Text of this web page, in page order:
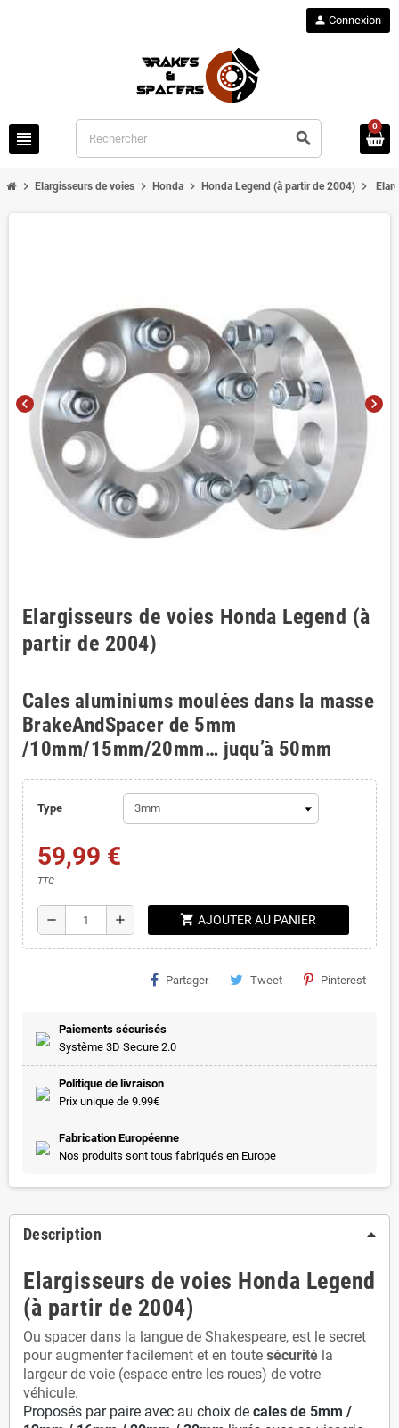
view_headline search
person Connexion
0
chevron_right Elargisseurs de voies chevron_right Honda chevron_right Honda Legend (à partir de 2004) chevron_right
chevron_left chevron_right
Elargisseurs de voies Honda Legend (à
partir de 2004)
Cales aluminiums moulées dans la masse
BrakeAndSpacer de 5mm
/10mm/15mm/20mm… juqu’à 50mm
Type
59,99 €
TTC
remove add shopping_cart AJOUTER AU PANIER
Partager Tweet Pinterest
Paiements sécurisés
Système 3D Secure 2.0
Politique de livraison
Prix unique de 9.99€
Fabrication Européenne
Nos produits sont tous fabriqués en Europe
Description
Elargisseurs de voies Honda Legend
(à partir de 2004)
Ou spacer dans la langue de Shakespeare, est le secret
pour augmenter facilement et en toute sécurité la
largeur de voie (espace entre les roues) de votre
véhicule.
Proposés par paire avec au choix de cales de 5mm /